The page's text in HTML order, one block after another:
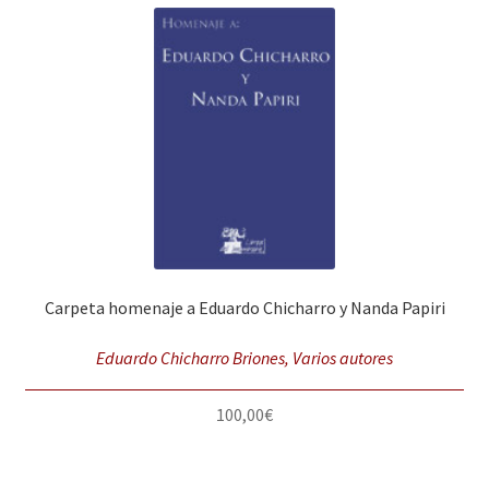
Carpeta homenaje a Eduardo Chicharro y Nanda Papiri
Eduardo Chicharro Briones, Varios autores
100,00€